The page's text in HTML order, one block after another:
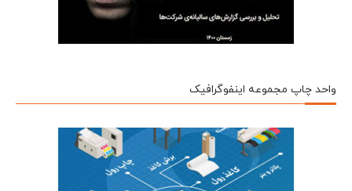
واحد چاپ مجموعه اینفوگرافیک